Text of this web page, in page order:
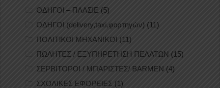
ΟΔΗΓΟΙ – ΠΛΑΣΙΕ (5)
ΟΔΗΓΟΙ (delivery,taxi,φορτηγών) (11)
ΠΟΛΙΤΙΚΟΙ ΜΗΧΑΝΙΚΟΙ (11)
ΠΩΛΗΤΕΣ / ΕΞΥΠΗΡΕΤΗΣΗ ΠΕΛΑΤΩΝ (15)
ΣΕΡΒΙΤΟΡΟΙ / ΜΠΑΡΙΣΤΕΣ/ BARMEN (4)
ΣΧΟΛΙΚΕΣ ΕΦΟΡΕΙΕΣ (1)